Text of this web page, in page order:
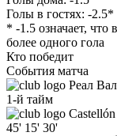
Голы в гостях: -2.5*
* -1.5 означает, что
более одного гола
Кто победит
События матча
Реал
1-й тайм
Castellón
45' 15' 30'